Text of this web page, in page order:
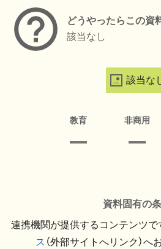
どうやったらこの資
該当なし
該当な
教育 非商用
資料固有の
連携機関が提供するコンテンツで
ス （外部サイトへリンク）へ